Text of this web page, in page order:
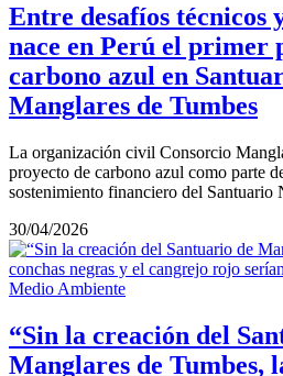
Entre desafíos técnicos
nace en Perú el primer
carbono azul en
Manglares de Tumbes
La organización civil Consorcio
proyecto de carbono azul como parte
sostenimiento financiero del
30/04/2026
Medio Ambiente
“Sin la creación del
Manglares de Tumbes,